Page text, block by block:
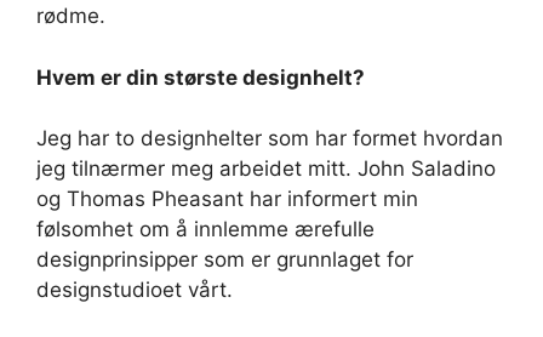
rødme.
Hvem er din største designhelt?
Jeg har to designhelter som har formet hvordan
jeg tilnærmer meg arbeidet mitt. John Saladino
og Thomas Pheasant har informert min
følsomhet om å innlemme ærefulle
designprinsipper som er grunnlaget for
designstudioet vårt.